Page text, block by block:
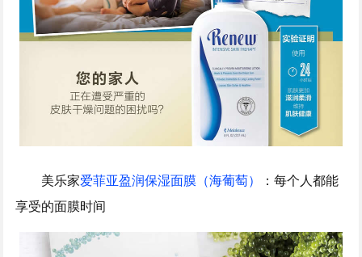
美乐家爱菲亚盈润保湿面膜（海葡萄）
：每个人都能
享受的面膜时间